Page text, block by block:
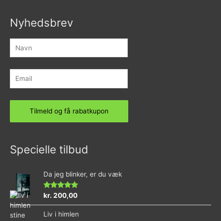
Nyhedsbrev
Specielle tilbud
Da jeg blinker, er du væk
Vurderet
ud af 5
kr. 200,00
Liv i himlen